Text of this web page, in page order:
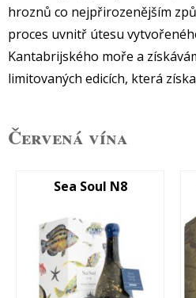
hroznů co nejpřirozenějším
proces uvnitř útesu
Kantabrijského moře a
limitovaných edicích, která
Červená vína
Sea Soul N8